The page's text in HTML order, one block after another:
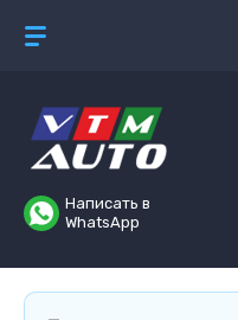
Написать в
WhatsApp